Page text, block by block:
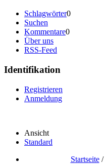
Schlagwörter0
Suchen
Kommentare0
Über uns
RSS-Feed
Identifikation
Registrieren
Anmeldung
Ansicht
Standard
Startseite/